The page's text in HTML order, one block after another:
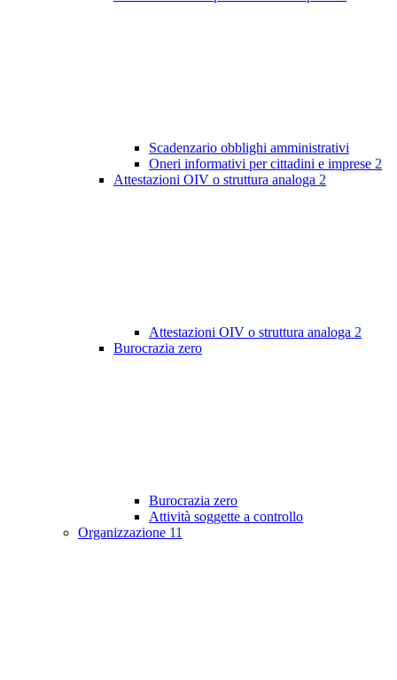
Scadenzario obblighi amministrativi
Oneri informativi per cittadini e imprese 2
Attestazioni OIV o struttura analoga 2
Attestazioni OIV o struttura analoga 2
Burocrazia zero
Burocrazia zero
Attività soggette a controllo
Organizzazione 11